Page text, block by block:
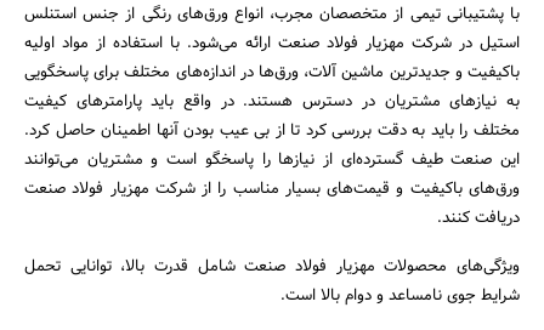
با پشتیبانی تیمی از متخصصان مجرب، انواع ورق‌های رنگی از جنس استنلس
استیل در شرکت مهزیار فولاد صنعت ارائه می‌شود. با استفاده از مواد اولیه
باکیفیت و جدیدترین ماشین آلات، ورق‌ها در اندازه‌های مختلف برای پاسخگویی
به نیازهای مشتریان در دسترس هستند. در واقع باید پارامترهای کیفیت
مختلف را باید به دقت بررسی کرد تا از بی عیب بودن آنها اطمینان حاصل کرد.
این صنعت طیف گسترده‌ای از نیازها را پاسخگو است و مشتریان می‌توانند
ورق‌های باکیفیت و قیمت‌های بسیار مناسب را از شرکت مهزیار فولاد صنعت
دریافت کنند.
ویژگی‌های محصولات مهزیار فولاد صنعت شامل قدرت بالا، توانایی تحمل
شرایط جوی نامساعد و دوام بالا است.